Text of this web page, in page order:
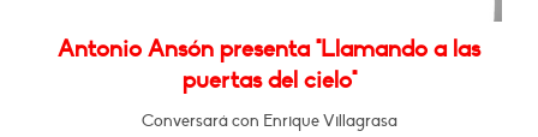
Antonio Ansón presenta "Llamando a las
puertas del cielo"
Conversará con Enrique Villagrasa